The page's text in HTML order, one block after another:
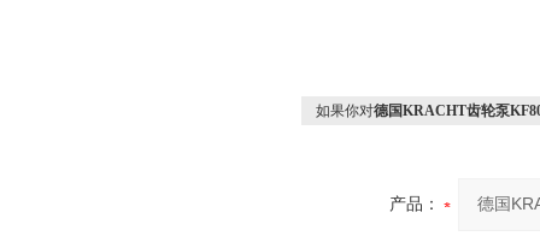
如果你对德国KRACHT齿轮泵
产品：